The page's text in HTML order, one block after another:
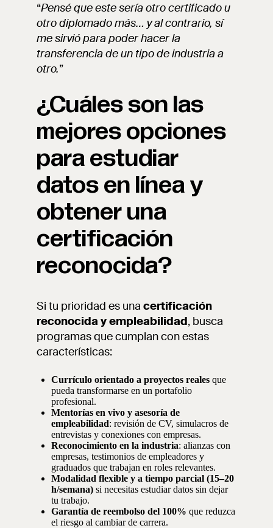
“Pensé que este sería otro certificado u
otro diplomado más… y al contrario, sí
me sirvió para poder hacer la
transferencia de un tipo de industria a
otro.”
¿Cuáles son las
mejores opciones
para estudiar
datos en línea y
obtener una
certificación
reconocida?
Si tu prioridad es una certificación
reconocida y empleabilidad, busca
programas que cumplan con estas
características:
Currículo orientado a proyectos reales que
pueda transformarse en un portafolio
profesional.
Mentorías en vivo y asesoría de
empleabilidad: revisión de CV, simulacros de
entrevistas y conexiones con empresas.
Reconocimiento en la industria: alianzas con
empresas, testimonios de empleadores y
graduados que trabajan en roles relevantes.
Modalidad flexible y a tiempo parcial (15–20
h/semana) si necesitas estudiar datos sin dejar
tu trabajo.
Garantía de reembolso del 100% que reduzca
el riesgo al cambiar de carrera.